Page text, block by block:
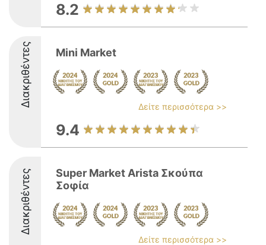
8.2
Διακριθέντες Mini Market
Δείτε περισσότερα >>
9.4
Διακριθέντες
Super Market Arista Σκούπα
Σοφία
Δείτε περισσότερα >>